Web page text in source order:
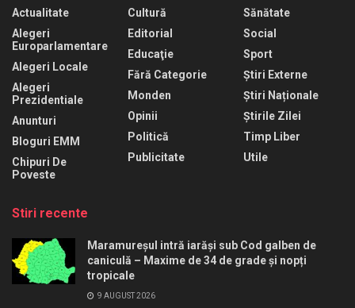
Actualitate
Alegeri
Europarlamentare
Alegeri Locale
Alegeri
Prezidentiale
Anunturi
Bloguri EMM
Chipuri De
Poveste
Cultură
Editorial
Educaţie
Fără Categorie
Monden
Opinii
Politică
Publicitate
Sănătate
Social
Sport
Știri Externe
Știri Naționale
Știrile Zilei
Timp Liber
Utile
Stiri recente
Maramureșul intră iarăși sub Cod galben de
caniculă – Maxime de 34 de grade și nopți
tropicale
9 AUGUST 2026